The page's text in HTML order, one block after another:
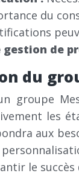
du
gestion de
du
groupe
les
aux
le